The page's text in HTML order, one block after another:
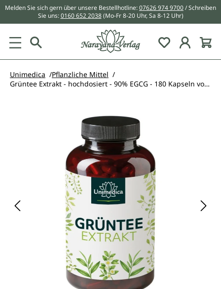
springen
Melden Sie sich gern über unsere Bestellhotline:07626 974 9700/ Schreiben
Sie uns:0160 652 2038 (Mo-Fr 8-20 Uhr, Sa 8-12 Uhr)
Du hast 0
Unimedica
Pflanzliche Mittel
Grüntee Extrakt - hochdosiert - 90% EGCG - 180 Kapseln von Unimedica